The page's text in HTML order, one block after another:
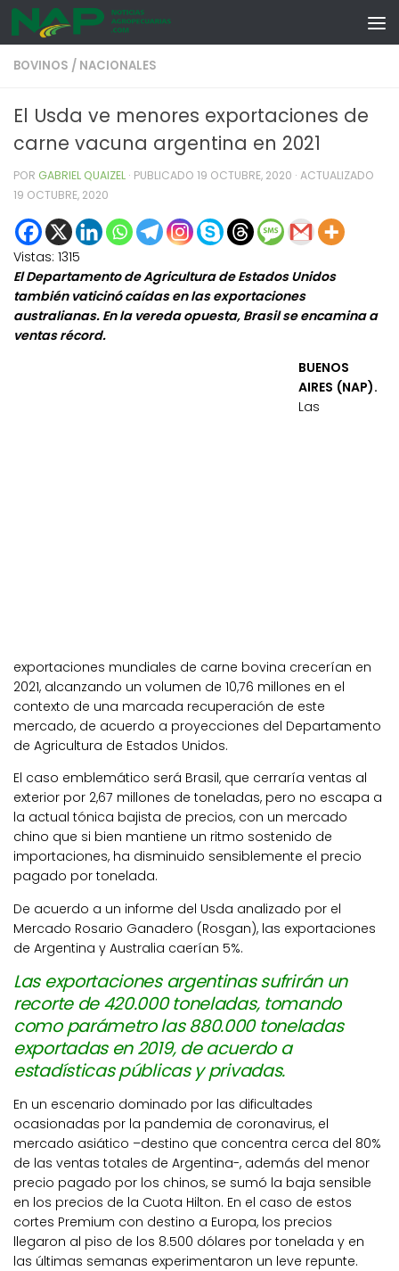
Skip to content
BOVINOS / NACIONALES
El Usda ve menores exportaciones de
carne vacuna argentina en 2021
POR GABRIEL QUAIZEL · PUBLICADO 19 OCTUBRE, 2020 · ACTUALIZADO
19 OCTUBRE, 2020
Vistas: 1315
El Departamento de Agricultura de Estados Unidos
también vaticinó caídas en las exportaciones
australianas. En la vereda opuesta, Brasil se encamina a
ventas récord.
BUENOS
AIRES (NAP).
Las
exportaciones mundiales de carne bovina crecerían en
2021, alcanzando un volumen de 10,76 millones en el
contexto de una marcada recuperación de este
mercado, de acuerdo a proyecciones del Departamento
de Agricultura de Estados Unidos.
El caso emblemático será Brasil, que cerraría ventas al
exterior por 2,67 millones de toneladas, pero no escapa a
la actual tónica bajista de precios, con un mercado
chino que si bien mantiene un ritmo sostenido de
importaciones, ha disminuido sensiblemente el precio
pagado por tonelada.
De acuerdo a un informe del Usda analizado por el
Mercado Rosario Ganadero (Rosgan), las exportaciones
de Argentina y Australia caerían 5%.
Las exportaciones argentinas sufrirán un
recorte de 420.000 toneladas, tomando
como parámetro las 880.000 toneladas
exportadas en 2019, de acuerdo a
estadísticas públicas y privadas.
En un escenario dominado por las dificultades
ocasionadas por la pandemia de coronavirus, el
mercado asiático –destino que concentra cerca del 80%
de las ventas totales de Argentina-, además del menor
precio pagado por los chinos, se sumó la baja sensible
en los precios de la Cuota Hilton. En el caso de estos
cortes Premium con destino a Europa, los precios
llegaron al piso de los 8.500 dólares por tonelada y en
las últimas semanas experimentaron un leve repunte.